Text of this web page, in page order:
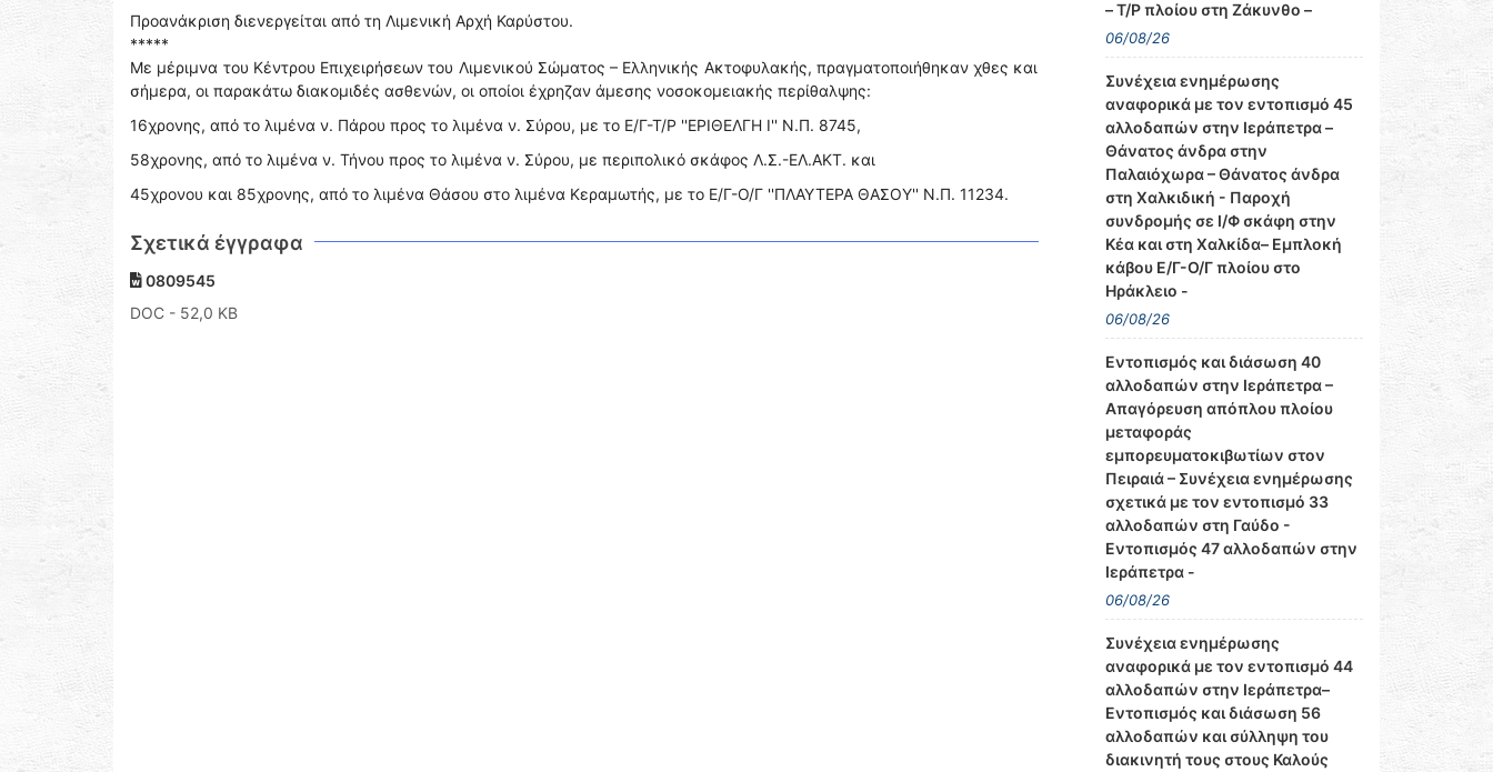
Προανάκριση διενεργείται από τη Λιμενική Αρχή Καρύστου.
*****
Με μέριμνα του Κέντρου Επιχειρήσεων του Λιμενικού Σώματος – Ελληνικής Ακτοφυλακής, πραγματοποιήθηκαν χθες και
σήμερα, οι παρακάτω διακομιδές ασθενών, οι οποίοι έχρηζαν άμεσης νοσοκομειακής περίθαλψης:
16χρονης, από το λιμένα ν. Πάρου προς το λιμένα ν. Σύρου, με το Ε/Γ-Τ/Ρ ''ΕΡΙΘΕΛΓΗ Ι'' Ν.Π. 8745,
58χρονης, από το λιμένα ν. Τήνου προς το λιμένα ν. Σύρου, με περιπολικό σκάφος Λ.Σ.-ΕΛ.ΑΚΤ. και
45χρονου και 85χρονης, από το λιμένα Θάσου στο λιμένα Κεραμωτής, με το Ε/Γ-Ο/Γ ''ΠΛΑΥΤΕΡΑ ΘΑΣΟΥ'' Ν.Π. 11234.
Σχετικά έγγραφα
0809545
DOC - 52,0 KB
– Τ/Ρ πλοίου στη Ζάκυνθο –
06/08/26
Συνέχεια ενημέρωσης
αναφορικά με τον εντοπισμό 45
αλλοδαπών στην Ιεράπετρα –
Θάνατος άνδρα στην
Παλαιόχωρα – Θάνατος άνδρα
στη Χαλκιδική - Παροχή
συνδρομής σε Ι/Φ σκάφη στην
Κέα και στη Χαλκίδα– Εμπλοκή
κάβου Ε/Γ-Ο/Γ πλοίου στο
Ηράκλειο -
06/08/26
Εντοπισμός και διάσωση 40
αλλοδαπών στην Ιεράπετρα –
Απαγόρευση απόπλου πλοίου
μεταφοράς
εμπορευματοκιβωτίων στον
Πειραιά – Συνέχεια ενημέρωσης
σχετικά με τον εντοπισμό 33
αλλοδαπών στη Γαύδο -
Εντοπισμός 47 αλλοδαπών στην
Ιεράπετρα -
06/08/26
Συνέχεια ενημέρωσης
αναφορικά με τον εντοπισμό 44
αλλοδαπών στην Ιεράπετρα–
Εντοπισμός και διάσωση 56
αλλοδαπών και σύλληψη του
διακινητή τους στους Καλούς